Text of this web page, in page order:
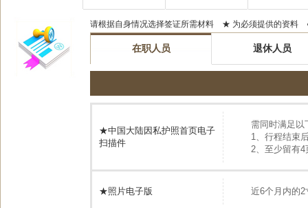
请根据自身情况选择签证所需材料 ★ 为必须提供的资料
在职人员 退休人员
★中国大陆因私护照首页电子
扫描件
需同时满足以
1、行程结束
2、至少留有
★照片电子版 近6个月内的